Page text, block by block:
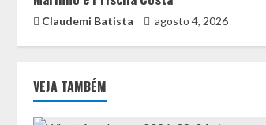
Claudemi Batista agosto 4, 2026
VEJA TAMBÉM